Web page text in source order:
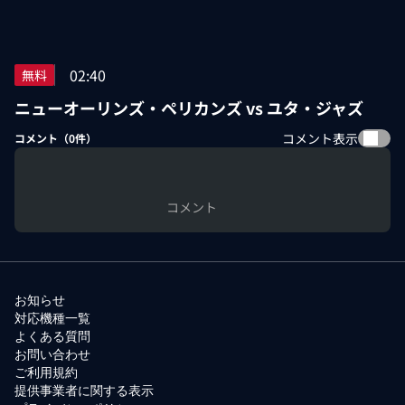
無料 02:40
ニューオーリンズ・ペリカンズ vs ユタ・ジャズ
コメント（0件） コメント表示
コメント
お知らせ
対応機種一覧
よくある質問
お問い合わせ
ご利用規約
提供事業者に関する表示